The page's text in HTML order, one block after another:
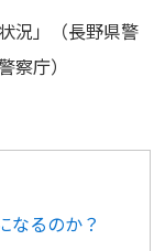
況」（長野県警
庁）
なるのか？